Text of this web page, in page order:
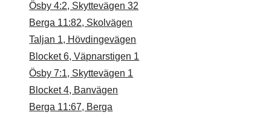
Ösby 4:2, Skyttevägen 32
Berga 11:82, Skolvägen
Taljan 1, Hövdingevägen
Blocket 6, Väpnarstigen 1
Ösby 7:1, Skyttevägen 1
Blocket 4, Banvägen
Berga 11:67, Berga